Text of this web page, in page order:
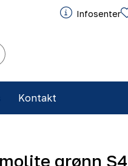
Infosenter
Kontakt
grønn S4